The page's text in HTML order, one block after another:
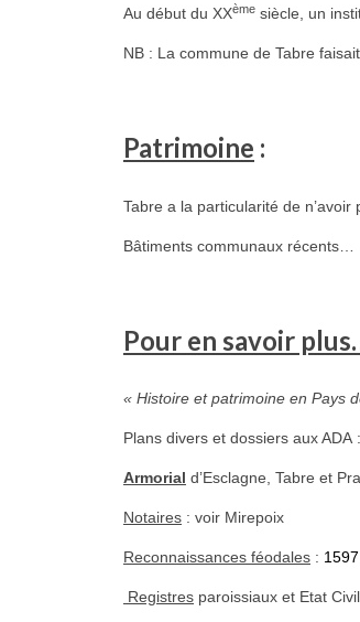
Au début du XXème siècle, un
NB : La commune de Tabre
Patrimoine :
Tabre a la particularité de n’avoir
Bâtiments communaux récents…
Pour en savoir
« Histoire et patrimoine en Pays
Plans divers et dossiers aux
Armorial d’Esclagne, Tabre et
Notaires : voir Mirepoix
Reconnaissances féodales :
Registres paroissiaux et Etat